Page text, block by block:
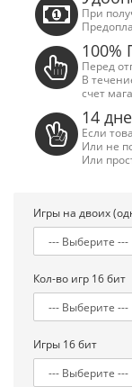
Сега МД 1 HD
2 445.00 грн.
Купить! В
При
100%
Перед
В
счет
14
Если
Или не
Или
Игры на двоих
Кол-во игр 16 бит
Игры 16 бит